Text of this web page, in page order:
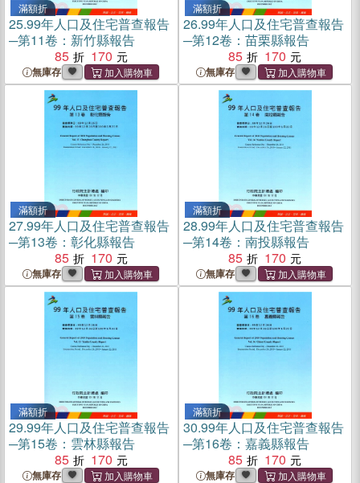
滿額折
25.99年人口及住宅普查報告
─第11卷：新竹縣報告
85
170
無庫存
滿額折
26.99年人口及住宅普查報告
─第12卷：苗栗縣報告
85
170
無庫存
滿額折
27.99年人口及住宅普查報告
─第13卷：彰化縣報告
85
170
無庫存
滿額折
28.99年人口及住宅普查報告
─第14卷：南投縣報告
85
170
無庫存
滿額折
29.99年人口及住宅普查報告
─第15卷：雲林縣報告
85
170
無庫存
滿額折
30.99年人口及住宅普查報告
─第16卷：嘉義縣報告
85
170
無庫存